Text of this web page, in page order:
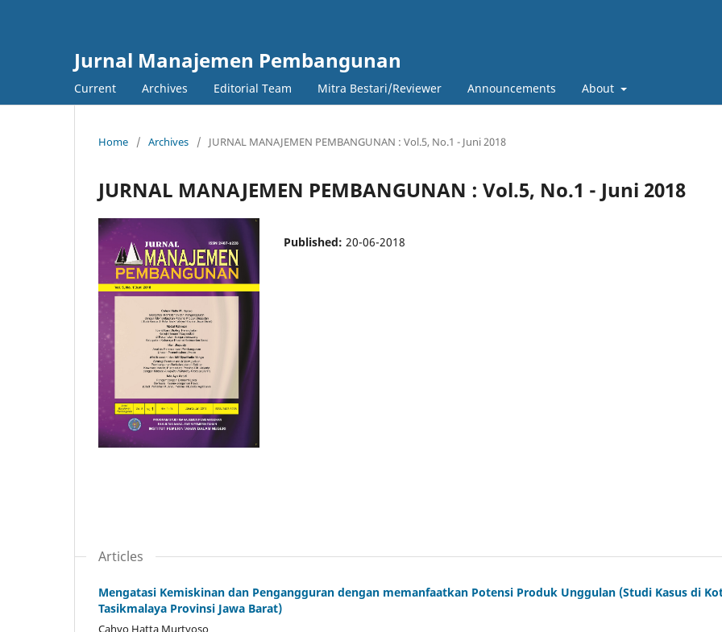
Jurnal Manajemen Pembangunan
Current Archives Editorial Team Mitra Bestari/Reviewer Announcements About
Home / Archives / JURNAL MANAJEMEN PEMBANGUNAN : Vol.5, No.1 - Juni 2018
JURNAL MANAJEMEN PEMBANGUNAN : Vol.5, No.1 - Juni 2018
Published: 20-06-2018
Articles
Mengatasi Kemiskinan dan Pengangguran dengan memanfaatkan Potensi Produk Unggulan (Studi Kasus di
Tasikmalaya Provinsi Jawa Barat)